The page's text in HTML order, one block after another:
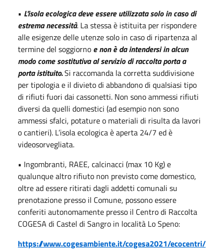
• L'isola ecologica deve essere utilizzata solo in caso di
estrema necessità. La stessa è istituita per rispondere
alle esigenze delle utenze solo in caso di ripartenza al
termine del soggiorno e non è da intendersi in alcun
modo come sostitutiva al servizio di raccolta porta a
porta istituito.Si raccomanda la corretta suddivisione
per tipologia e il divieto di abbandono di qualsiasi tipo
di rifiuti fuori dai cassonetti. Non sono ammessi rifiuti
diversi da quelli domestici (ad esempio non sono
ammessi sfalci, potature o materiali di risulta da lavori
o cantieri). L’isola ecologica è aperta 24/7 ed è
videosorvegliata.
• Ingombranti, RAEE, calcinacci (max 10 Kg) e
qualunque altro rifiuto non previsto come domestico,
oltre ad essere ritirati dagli addetti comunali su
prenotazione presso il Comune, possono essere
conferiti autonomamente presso il Centro di Raccolta
COGESA di Castel di Sangro in località Lo Speno:
https://www.cogesambiente.it/cogesa2021/ecocentri/